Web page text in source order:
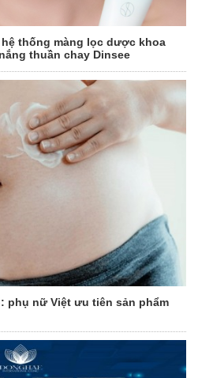
thống màng lọc dược khoa
thuần chay Dinsee
phụ nữ Việt ưu tiên sản phẩm